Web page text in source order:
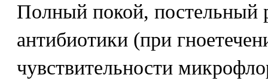
Полный покой, постельный
антибиотики (при
чувствительности